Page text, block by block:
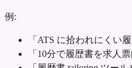
例:
「ATS に拾われにくい
「10分で履歴書を求人